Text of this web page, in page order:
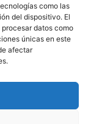
como las
del dispositivo. El
datos como
únicas en este
afectar
salud